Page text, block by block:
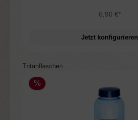
6,90 €*
Jetzt konfigurieren
Produktgalerie überspringen
Tritanflaschen
%